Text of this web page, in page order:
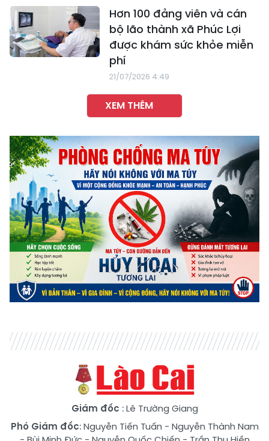
Hơn 100 đảng viên và cán
bộ lão thành xã Phúc Lợi
được khám sức khỏe miễn
phí
21/07/2026 4:49
XEM THÊM
Giám đốc : Lê Trường Giang
Phó Giám đốc:Nguyễn Tiến Tuấn - Nguyễn Thành Nam